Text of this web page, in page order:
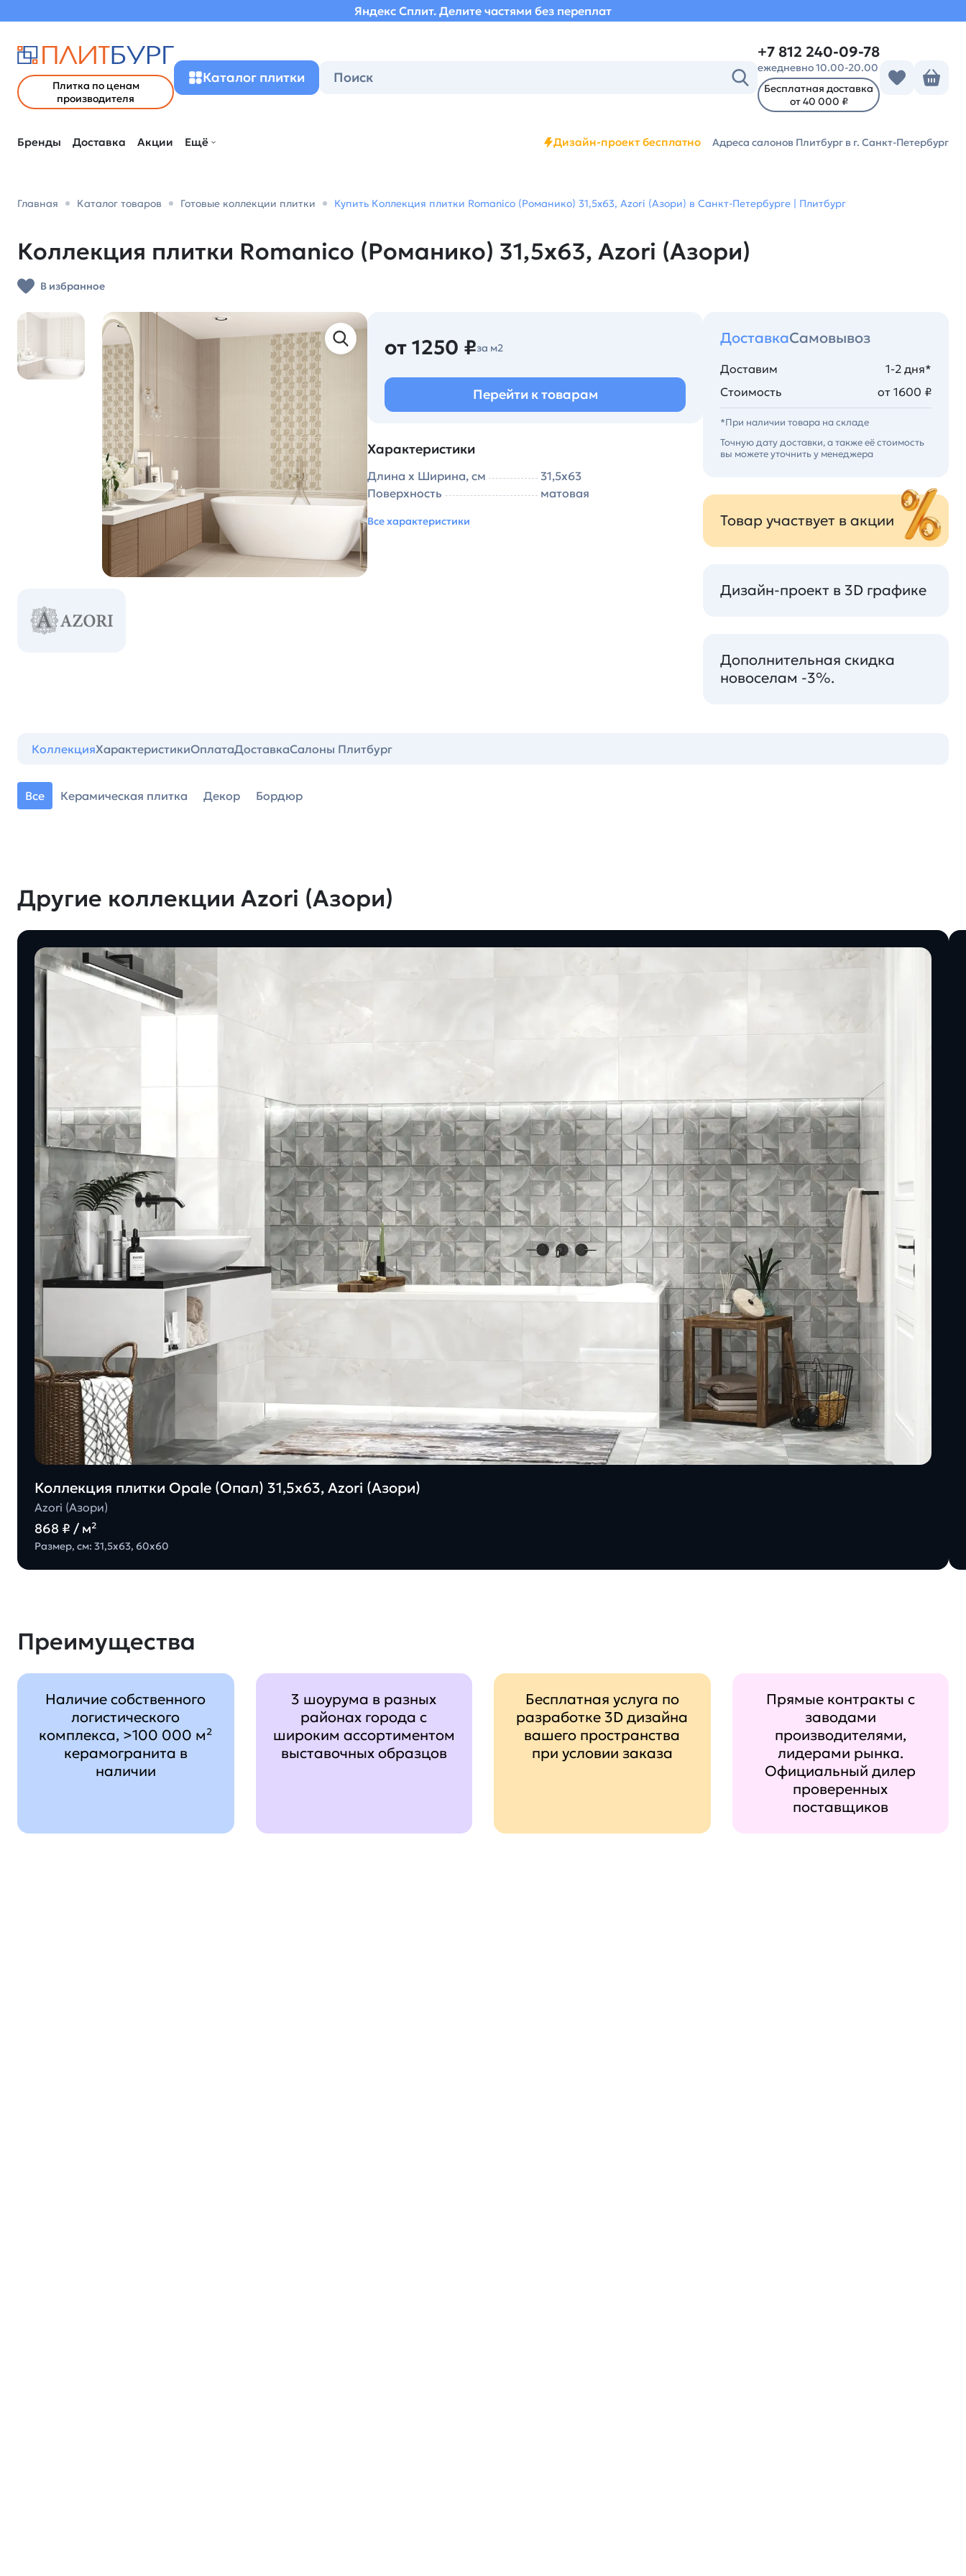
Яндекс Сплит. Делите частями без переплат
Плитка по ценам
производителя
Каталог плитки
+7 812 240-09-78
ежедневно 10.00-20.00
Бесплатная доставка
от 40 000 ₽
Бренды Доставка Акции Ещё Дизайн-проект бесплатно Адреса салонов Плитбург в г. Санкт-Петербург
Главная Каталог товаров Готовые коллекции плитки Купить Коллекция плитки Romanico (Романико) 31,5х63, Azori (Азори) в Санкт-Петербурге | Плитбург
Коллекция плитки Romanico (Романико) 31,5х63, Azori (Азори)
В избранное
от 1250 ₽за м2
Перейти к товарам
Характеристики
Длина х Ширина, см
31,5х63
Поверхность
матовая
Все характеристики
ДоставкаСамовывоз
Доставим
1-2 дня*
Стоимость
от 1600 ₽
*При наличии товара на складе
Точную дату доставки, а также её стоимость
вы можете уточнить у менеджера
Товар участвует в акции
Дизайн-проект в 3D графике
Дополнительная скидка
новоселам -3%.
КоллекцияХарактеристикиОплатаДоставкаСалоны Плитбург
Все Керамическая плитка Декор Бордюр
Другие коллекции Azori (Азори)
Коллекция плитки Opale (Опал) 31,5х63, Azori (Азори)
Azori (Азори)
868 ₽ / м²
Размер, см: 31,5х63, 60х60
Преимущества
Наличие собственного
логистического
комплекса, >100 000 м²
керамогранита в
наличии
3 шоурума в разных
районах города с
широким ассортиментом
выставочных образцов
Бесплатная услуга по
разработке 3D дизайна
вашего пространства
при условии заказа
Прямые контракты с
заводами
производителями,
лидерами рынка.
Официальный дилер
проверенных
поставщиков